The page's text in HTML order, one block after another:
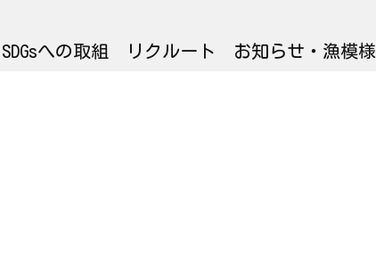
SDGsへの取組 リクルート お知らせ・漁模様